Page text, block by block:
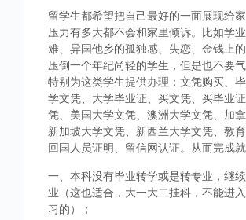
留学生都希望把自己最好的一面展现给
压力有多大都不会和家里倾诉。比如学
难、异国他乡的孤独感、失恋、金钱上
压倒一个年纪尚轻的学生，但是也不要
特别为这类学生提供办理：文凭购买、
学文凭、大学毕业证、买文凭、买毕业
凭、美国大学文凭、澳洲大学文凭、加拿
新加坡大学文凭、新西兰大学文凭、教
回国人员证明、留信网认证。从而完成就
一、本科没有毕业转学或是转专业，继
业（这也适合，大一大二挂科，不能进
习的）；